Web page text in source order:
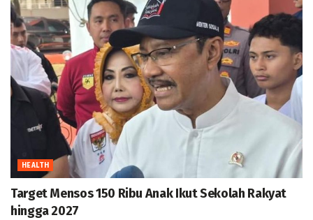
HEALTH
Target Mensos 150 Ribu Anak Ikut Sekolah Rakyat
hingga 2027